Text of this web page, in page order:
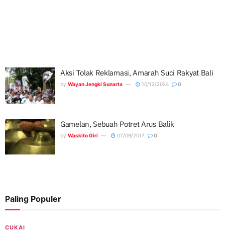
Aksi Tolak Reklamasi, Amarah Suci Rakyat Bali
by Wayan Jengki Sunarta 10/12/2024 0
Gamelan, Sebuah Potret Arus Balik
by Waskito Giri 07/09/2017 0
Paling Populer
CUKAI